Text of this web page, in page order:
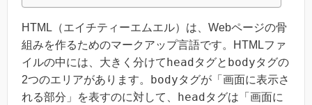
HTML（エイチティーエムエル）は、Webページの骨
組みを作るためのマークアップ言語です。HTMLファ
イルの中には、大きく分けてheadタグと bodyタグの
2つのエリアがあります。 bodyタグが「画面に表示さ
れる部分」を表すのに対して、 headタグは「画面に